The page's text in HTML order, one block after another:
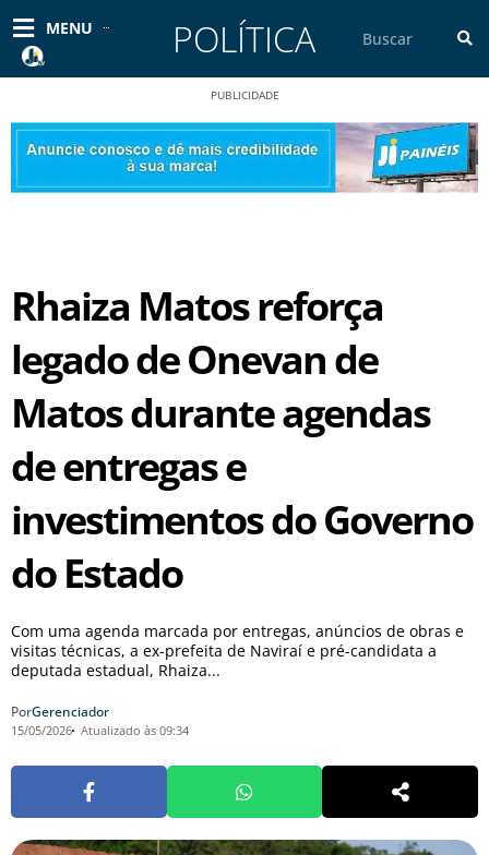
para
conteúdo
MENU POLÍTICA
PUBLICIDADE
Rhaiza Matos reforça
legado de Onevan de
Matos durante agendas
de entregas e
investimentos do Governo
do Estado
Com uma agenda marcada por entregas, anúncios de obras e
visitas técnicas, a ex-prefeita de Naviraí e pré-candidata a
deputada estadual, Rhaiza...
PorGerenciador
15/05/2026 Atualizado às 09:34